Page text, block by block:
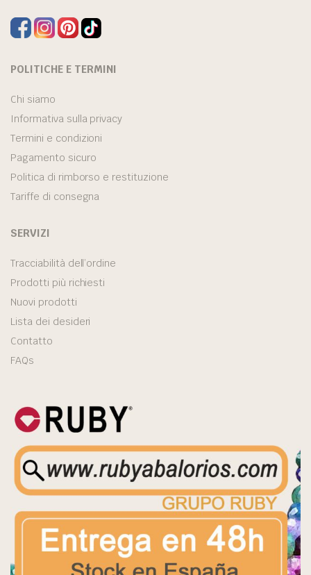
POLITICHE E TERMINI
Chi siamo
Informativa sulla privacy
Termini e condizioni
Pagamento sicuro
Politica di rimborso e restituzione
Tariffe di consegna
SERVIZI
Tracciabilità dell’ordine
Prodotti più richiesti
Nuovi prodotti
Lista dei desideri
Contatto
FAQs